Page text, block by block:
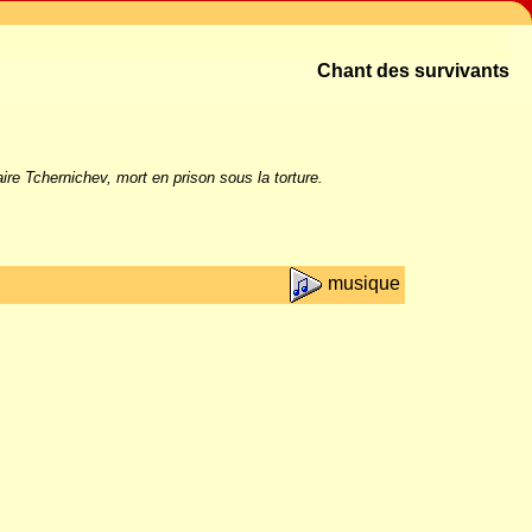
Chant des survivants
Tchernichev, mort en prison sous la torture.
musique